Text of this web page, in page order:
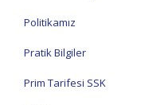
Politikamız
Pratik Bilgiler
Prim Tarifesi SSK